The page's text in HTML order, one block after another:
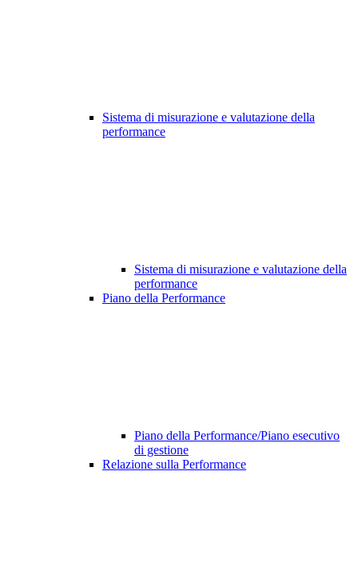
Sistema di misurazione e valutazione della
performance
Sistema di misurazione e valutazione della
performance
Piano della Performance
Piano della Performance/Piano esecutivo
di gestione
Relazione sulla Performance